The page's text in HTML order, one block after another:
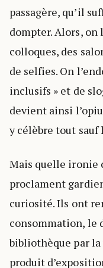
passagère, qu’il
dompter. Alors, on
colloques, des
de selfies. On
inclusifs » et de
devient ainsi
y célèbre tout sauf
Mais quelle ironie
proclament
curiosité. Ils ont
consommation, le
bibliothèque par
produit